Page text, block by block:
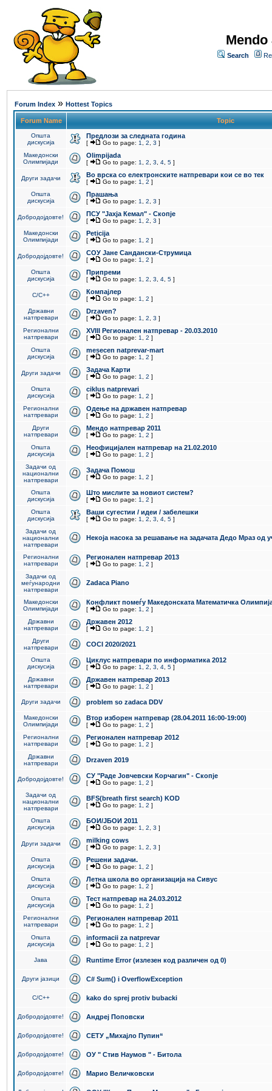
Search
Forum Index » Hottest Topics
Forum Name Topic
Општа
дискусија
Предлози за следната година
[ Go to page: 1 2 3 ]
Македонски
Олимпијади
Olimpijada
[ Go to page: 1 2 3 4 5 ]
Други задачи Во врска со електронските натпревари кои се во тек
[ Go to page: 1 2 ]
Општа
дискусија
Прашања
[ Go to page: 1 2 3 ]
Добродојдовте! ПCУ "Јахја Кемал" - Скопје
[ Go to page: 1 2 3 ]
Македонски
Олимпијади
Peticija
[ Go to page: 1 2 ]
Добродојдовте! СОУ Јане Сандански-Струмица
[ Go to page: 1 2 ]
Општа
дискусија
Припреми
[ Go to page: 1 2 3 4 5 ]
C/C++ Компајлер
[ Go to page: 1 2 ]
Државни
натпревари
Drzaven?
[ Go to page: 1 2 3 ]
Регионални
натпревари
XVIII Регионален натпревар - 20.03.2010
[ Go to page: 1 2 ]
Општа
дискусија
mesecen natprevar-mart
[ Go to page: 1 2 ]
Други задачи Задача Карти
[ Go to page: 1 2 ]
Општа
дискусија
ciklus natprevari
[ Go to page: 1 2 ]
Регионални
натпревари
Одење на државен натпревар
[ Go to page: 1 2 ]
Други
натпревари
Мендо натпревар 2011
[ Go to page: 1 2 ]
Општа
дискусија
Неофицијален натпревар на 21.02.2010
[ Go to page: 1 2 ]
Задачи од
национални
натпревари
Задача Помош
[ Go to page: 1 2 ]
Општа
дискусија
Што мислите за новиот систем?
[ Go to page: 1 2 ]
Општа
дискусија
Ваши сугестии / идеи / забелешки
[ Go to page: 1 2 3 4 5 ]
Задачи од
национални
натпревари
Некоја насока за решавање на задачата Дедо Мраз од
Регионални
натпревари
Регионален натпревар 2013
[ Go to page: 1 2 ]
Задачи од
меѓународни
натпревари
Zadaca Piano
Македонски
Олимпијади
Конфликт помеѓу Македонската Математичка
[ Go to page: 1 2 ]
Државни
натпревари
Државен 2012
[ Go to page: 1 2 ]
Други
натпревари
COCI 2020/2021
Општа
дискусија
Циклус натпревари по информатика 2012
[ Go to page: 1 2 3 4 5 ]
Државни
натпревари
Државен натпревар 2013
[ Go to page: 1 2 ]
Други задачи problem so zadaca DDV
Македонски
Олимпијади
Втор изборен натпревар (28.04.2011 16:00-19:00)
[ Go to page: 1 2 ]
Регионални
натпревари
Регионален натпревар 2012
[ Go to page: 1 2 ]
Државни
натпревари
Drzaven 2019
Добродојдовте! СУ "Раде Јовчевски Корчагин" - Скопје
[ Go to page: 1 2 ]
Задачи од
национални
натпревари
BFS(breath first search) KOD
[ Go to page: 1 2 ]
Општа
дискусија
БОИ/ЈБОИ 2011
[ Go to page: 1 2 3 ]
Други задачи milking cows
[ Go to page: 1 2 3 ]
Општа
дискусија
Решени задачи.
[ Go to page: 1 2 ]
Општа
дискусија
Летна школа во организација на Сивус
[ Go to page: 1 2 ]
Општа
дискусија
Тест натпревар на 24.03.2012
[ Go to page: 1 2 ]
Регионални
натпревари
Регионален натпревар 2011
[ Go to page: 1 2 ]
Општа
дискусија
informacii za natprevar
[ Go to page: 1 2 ]
Јава Runtime Error (излезен код различен од 0)
Други јазици C# Sum() i OverflowException
C/C++ kako do sprej protiv bubacki
Добродојдовте! Андреј Поповски
Добродојдовте! СЕТУ „Михајло Пупин“
Добродојдовте! ОУ " Стив Наумов " - Битола
Добродојдовте! Марио Величковски